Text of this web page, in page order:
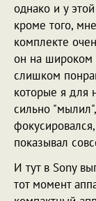
однако и у
кроме того,
комплекте
он на широком
слишком
которые я для
сильно
показывал
И тут в Sony
тот момент